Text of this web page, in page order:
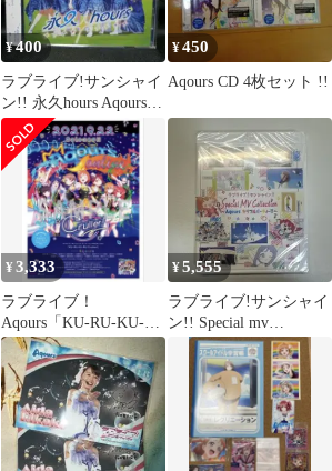
¥400
ラブライブ!サンシャイ
ン!! 永久hours Aqours
アクア ラブライブ
¥450
Aqours CD 4枚セット !!
¥3,333
ラブライブ！
Aqours「KU-RU-KU-RU
Cruller!」告知ポスター
¥5,555
ラブライブ!サンシャイ
ン!! Special mv
Collection